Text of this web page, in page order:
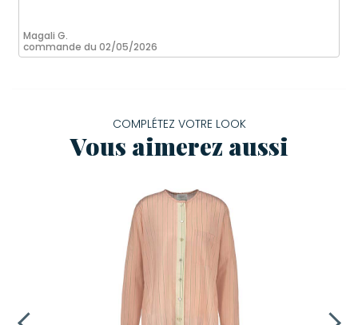
Magali G.
commande du 02/05/2026
COMPLÉTEZ VOTRE LOOK
Vous aimerez aussi